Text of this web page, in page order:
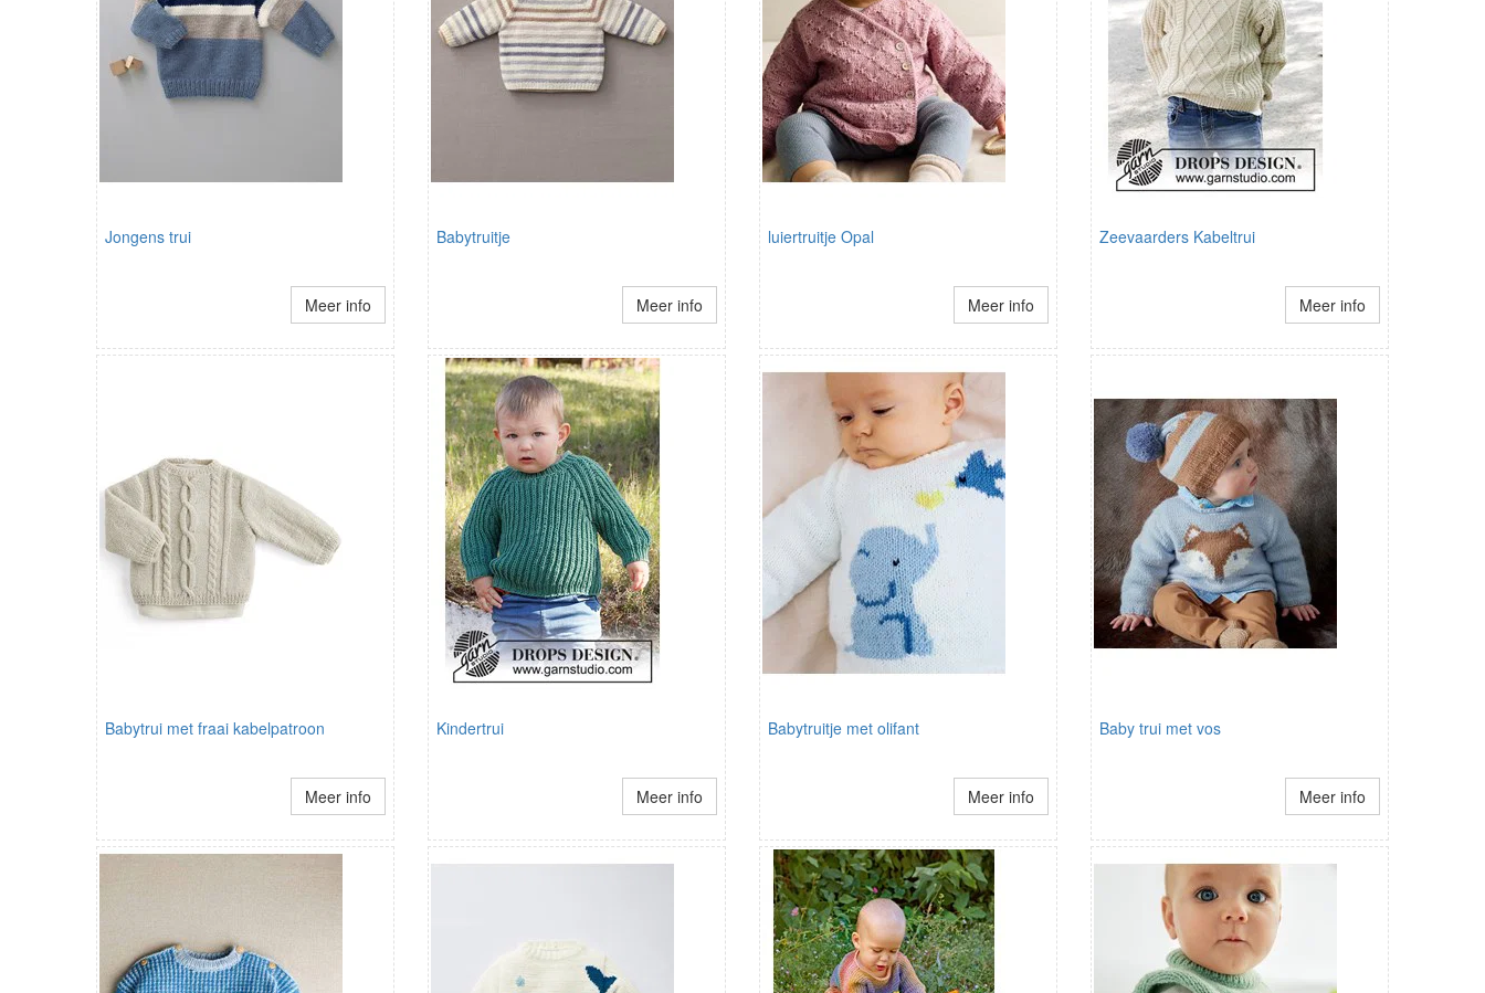
Jongens trui
Meer info
Babytruitje
Meer info
luiertruitje Opal
Meer info
Zeevaarders Kabeltrui
Meer info
Babytrui met fraai kabelpatroon
Meer info
Kindertrui
Meer info
Babytruitje met olifant
Meer info
Baby trui met vos
Meer info